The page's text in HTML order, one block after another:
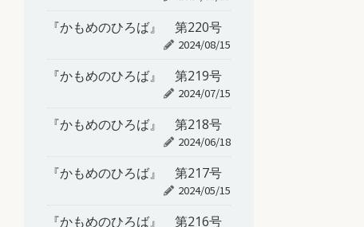
『かもめのひろば』 第220号
2024/08/15
『かもめのひろば』 第219号
2024/07/15
『かもめのひろば』 第218号
2024/06/18
『かもめのひろば』 第217号
2024/05/15
『かもめのひろば』 第216号